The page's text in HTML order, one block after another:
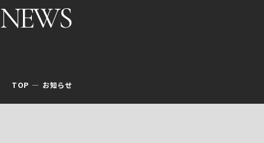
NEWS
TOP お知らせ